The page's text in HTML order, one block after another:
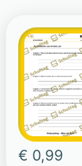
€ 0,99